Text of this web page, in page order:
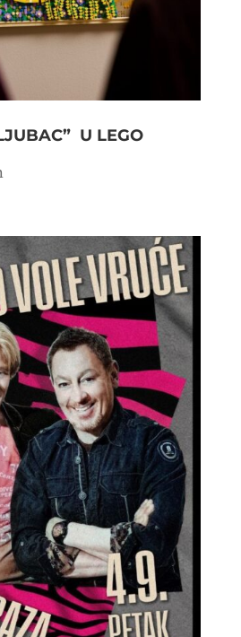
U LEGO